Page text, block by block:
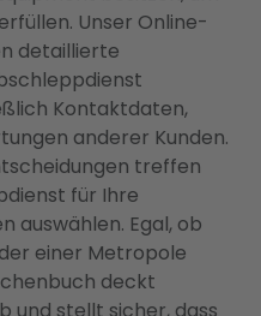
Unser Online-
detaillierte
Kontaktdaten,
anderer Kunden.
treffen
für Ihre
auswählen. Egal, ob
einer Metropole
deckt